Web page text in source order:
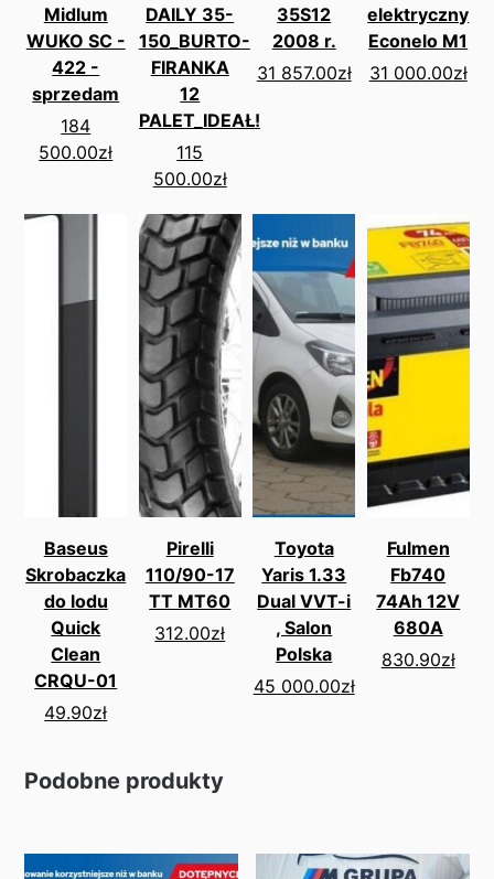
Midlum
WUKO SC -
422 -
sprzedam
184
500.00zł
DAILY 35-
150_BURTO-
FIRANKA
12
PALET_IDEAŁ!
115
500.00zł
35S12
2008 r.
31 857.00zł
elektryczny
Econelo M1
31 000.00zł
Baseus
Skrobaczka
do lodu
Quick
Clean
CRQU-01
49.90zł
Pirelli
110/90-17
TT MT60
312.00zł
Toyota
Yaris 1.33
Dual VVT-i
, Salon
Polska
45 000.00zł
Fulmen
Fb740
74Ah 12V
680A
830.90zł
Podobne produkty